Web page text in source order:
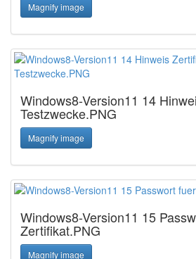
Magnify image
Windows8-Version11 14
Testzwecke.PNG
Magnify image
Windows8-Version11 15
Zertifikat.PNG
Magnify image